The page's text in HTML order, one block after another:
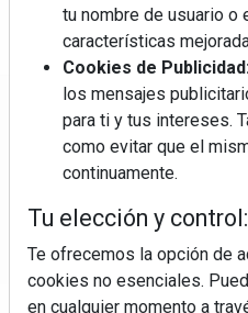
Regístrate y
tu nombre de usuario o
características
Cookies de
los mensajes
para ti y tus intereses.
como evitar que el
continuamente.
Tu elección y control:
Te ofrecemos la opción de
cookies no esenciales.
en cualquier momento a